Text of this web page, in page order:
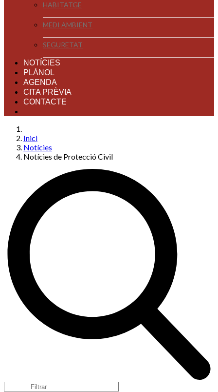
HABITATGE
MEDI AMBIENT
SEGURETAT
NOTÍCIES
PLÀNOL
AGENDA
CITA PRÈVIA
CONTACTE
Inici
Notícies
Notícies de Protecció Civil